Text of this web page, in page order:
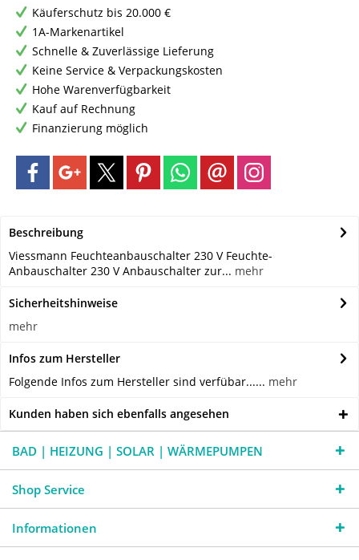
Käuferschutz bis 20.000 €
1A-Markenartikel
Schnelle & Zuverlässige Lieferung
Keine Service & Verpackungskosten
Hohe Warenverfügbarkeit
Kauf auf Rechnung
Finanzierung möglich
Beschreibung
Viessmann Feuchteanbauschalter 230 V Feuchte-
Anbauschalter 230 V Anbauschalter zur... mehr
Sicherheitshinweise
mehr
Infos zum Hersteller
Folgende Infos zum Hersteller sind verfübar...... mehr
Kunden haben sich ebenfalls angesehen
BAD | HEIZUNG | SOLAR | WÄRMEPUMPEN
Shop Service
Informationen